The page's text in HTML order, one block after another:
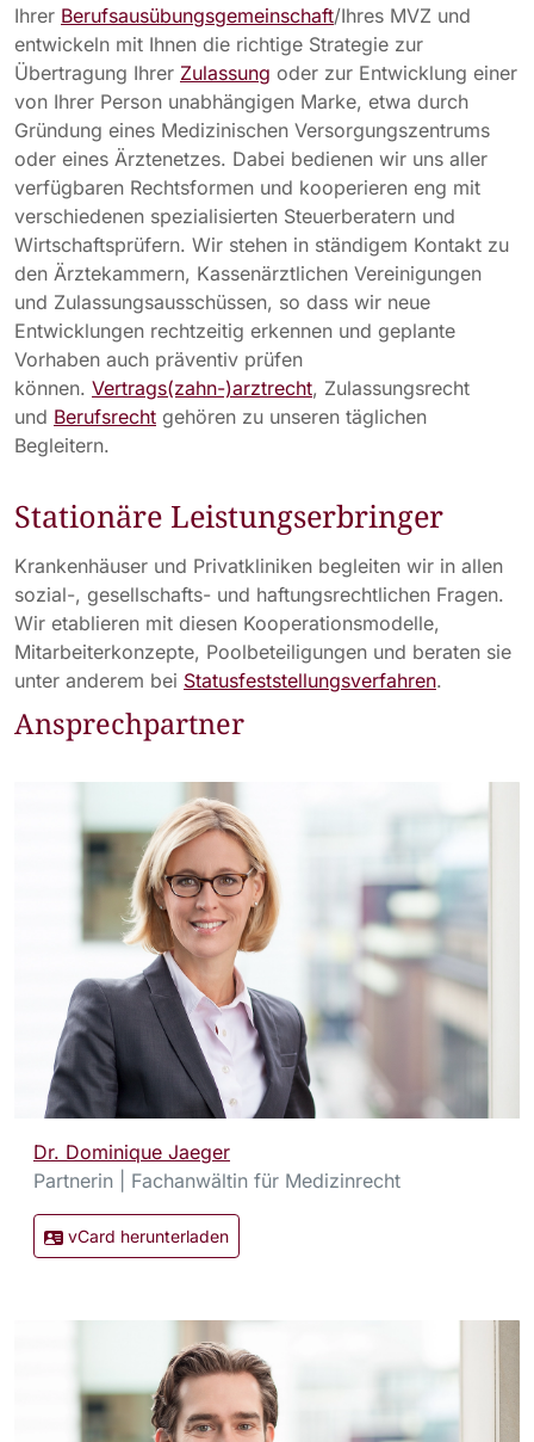
Ihrer Berufsausübungsgemeinschaft/Ihres MVZ und
entwickeln mit Ihnen die richtige Strategie zur
Übertragung Ihrer Zulassung oder zur Entwicklung einer
von Ihrer Person unabhängigen Marke, etwa durch
Gründung eines Medizinischen Versorgungszentrums
oder eines Ärztenetzes. Dabei bedienen wir uns aller
verfügbaren Rechtsformen und kooperieren eng mit
verschiedenen spezialisierten Steuerberatern und
Wirtschaftsprüfern. Wir stehen in ständigem Kontakt zu
den Ärztekammern, Kassenärztlichen Vereinigungen
und Zulassungsausschüssen, so dass wir neue
Entwicklungen rechtzeitig erkennen und geplante
Vorhaben auch präventiv prüfen
können. Vertrags(zahn-)arztrecht, Zulassungsrecht
und Berufsrecht gehören zu unseren täglichen
Begleitern.
Stationäre Leistungserbringer
Krankenhäuser und Privatkliniken begleiten wir in allen
sozial-, gesellschafts- und haftungsrechtlichen Fragen.
Wir etablieren mit diesen Kooperationsmodelle,
Mitarbeiterkonzepte, Poolbeteiligungen und beraten sie
unter anderem bei Statusfeststellungsverfahren.
Ansprechpartner
Dr. Dominique Jaeger
Partnerin | Fachanwältin für Medizinrecht
vCard herunterladen